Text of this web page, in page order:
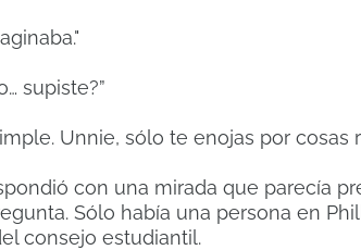
supiste?”
Unnie, sólo te enojas por cosas
con una mirada que parecía
Sólo había una persona en
consejo estudiantil.